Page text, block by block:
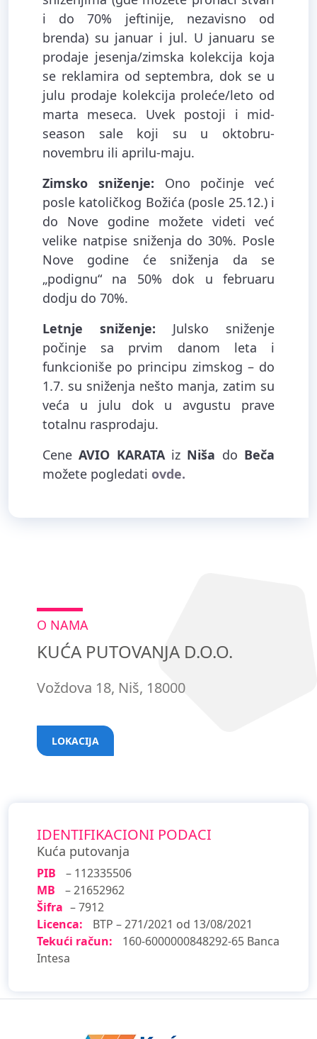
i do 70% jeftinije, nezavisno od
brenda) su januar i jul. U januaru se
prodaje jesenja/zimska kolekcija koja
se reklamira od septembra, dok se u
julu prodaje kolekcija proleće/leto od
marta meseca. Uvek postoji i mid-
season sale koji su u oktobru-
novembru ili aprilu-maju.
Zimsko sniženje: Ono počinje već
posle katoličkog Božića (posle 25.12.) i
do Nove godine možete videti već
velike natpise sniženja do 30%. Posle
Nove godine će sniženja da se
„podignu“ na 50% dok u februaru
dodju do 70%.
Letnje sniženje: Julsko sniženje
počinje sa prvim danom leta i
funkcioniše po principu zimskog – do
1.7. su sniženja nešto manja, zatim su
veća u julu dok u avgustu prave
totalnu rasprodaju.
CeneAVIO KARATAiz Niša do Beča
možete pogledati ovde.
O NAMA
KUĆA PUTOVANJA D.O.O.
Voždova 18, Niš, 18000
LOKACIJA
IDENTIFIKACIONI PODACI
Kuća putovanja
PIB
– 112335506
MB
– 21652962
Šifra – 7912
Licenca:
BTP – 271/2021 od 13/08/2021
Tekući račun:
160-6000000848292-65 Banca
Intesa